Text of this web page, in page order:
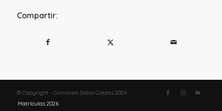
Compartir:
© Copyright - Gimnasio Sabio Caldas 2024
Matrículas 2026